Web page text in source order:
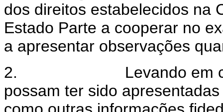
dos direitos estabelecidos na
Estado Parte a cooperar no
a apresentar observações
2.
Levando em
possam ter sido